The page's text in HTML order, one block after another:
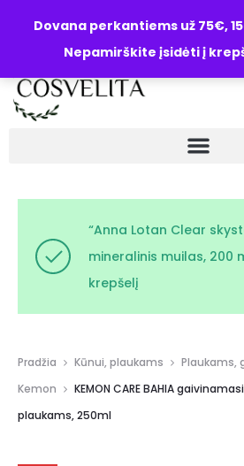
Dovana perkantiems už 75€,
Nepamirškite įsidėti į
UŽKLAUSA
“Anna Lotan Clear
mineralinis muilas, 200
krepšelį
Pradžia Kūnui, plaukams
Plaukams,
Kemon
KEMON CARE BAHIA
plaukams, 250ml